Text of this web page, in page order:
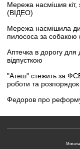
Мережа насмішив
(ВІДЕО)
Мережа насмішила
пилососа за собакою
Аптечка в дорогу
відпусткою
"Атеш" стежить за
роботи та розпорядок
Федоров про реформу